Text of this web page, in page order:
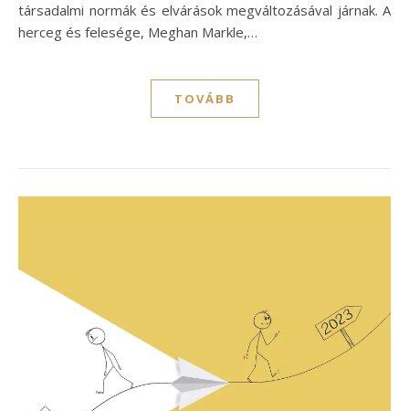
társadalmi normák és elvárások megváltozásával járnak. A
herceg és felesége, Meghan Markle,…
TOVÁBB